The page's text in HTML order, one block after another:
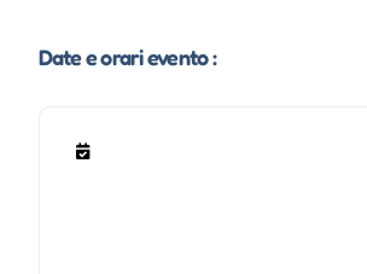
Date e orari evento :